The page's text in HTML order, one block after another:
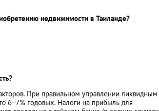
недвижимости в Таиланде?
При правильном управлении ликвидным
6–7% годовых. Налоги на прибыль для